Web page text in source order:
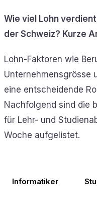
Wie viel Lohn
der Schweiz? Kurze
Lohn-Faktoren wie
Unternehmensgrösse
eine entscheidende
Nachfolgend sind die
für Lehr- und
Woche aufgelistet.
Informatiker